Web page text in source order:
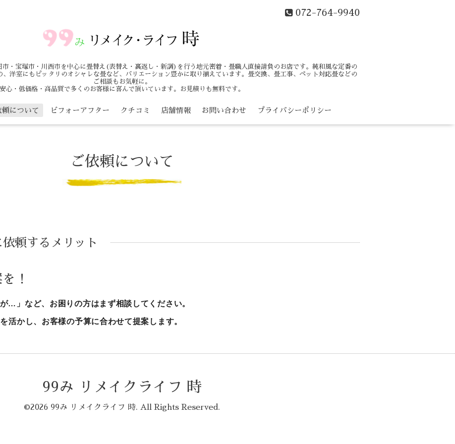
072-764-9940
・宝塚市・川西市を中心に畳替え(表替え・裏返し・新調)を行う地元密着・畳職人直接請負のお店です。純和風な定番の
洋室にもピッタリのオシャレな畳など、バリエーション豊かに取り揃えています。畳交換、畳工事、ペット対応畳などの
ご相談もお気軽に。
安心・低価格・高品質で多くのお客様に喜んで頂いています。お見積りも無料です。
頼について ビフォーアフター クチコミ 店舗情報 お問い合わせ プライバシーポリシー
ご依頼について
頼するメリット
！
…」など、お困りの方はまず相談してください。
活かし、お客様の予算に合わせて提案します。
99み リメイクライフ 時
©2026 99み リメイクライフ 時. All Rights Reserved.